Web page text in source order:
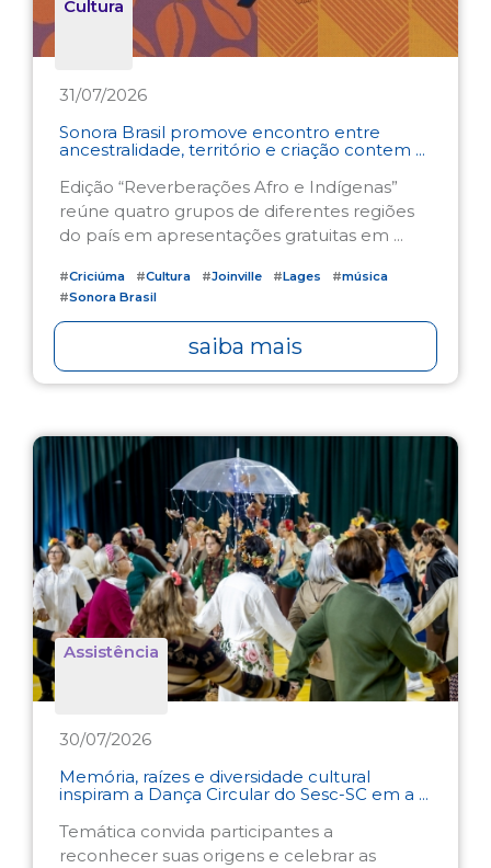
Cultura
31/07/2026
Sonora Brasil promove encontro entre
ancestralidade, território e criação contem ...
Edição “Reverberações Afro e Indígenas”
reúne quatro grupos de diferentes regiões
do país em apresentações gratuitas em ...
#Criciúma #Cultura #Joinville #Lages #música
#Sonora Brasil
saiba mais
Assistência
30/07/2026
Memória, raízes e diversidade cultural
inspiram a Dança Circular do Sesc-SC em a ...
Temática convida participantes a
reconhecer suas origens e celebrar as